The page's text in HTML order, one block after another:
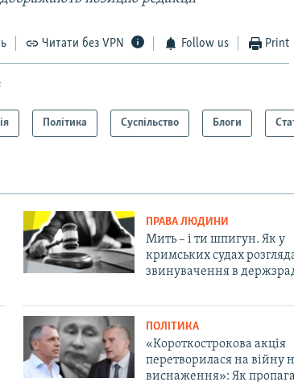
Читати без VPN Follow us Print
Політика Суспільство Блоги
ПРАВА ЛЮДИНИ
Мить – і ти шпигун. Як у
кримських судах
звинувачення в
ПОЛІТИКА
«Короткострокова акція
перетворилася на війну
виснаження»: Як